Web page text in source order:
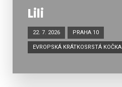
Lili
22. 7. 2026 PRAHA 10
EVROPSKÁ KRÁTKOSRSTÁ KOČKA